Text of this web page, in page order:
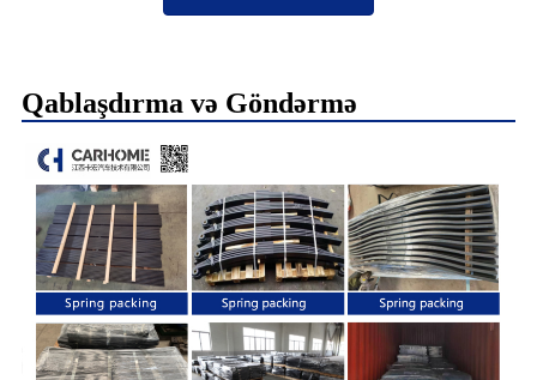
Qablaşdırma və Göndərmə